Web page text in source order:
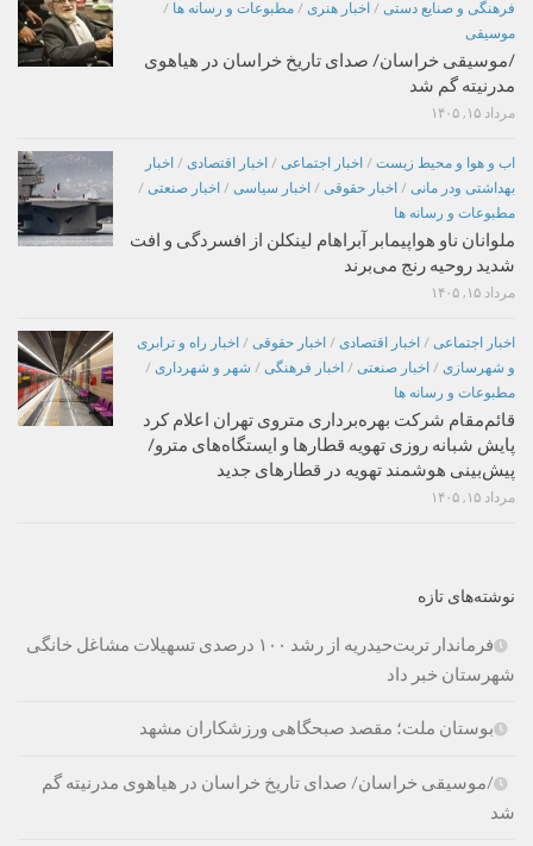
فرهنگی و صنایع دستی / اخبار هنری / مطبوعات و رسانه ها /
موسیقی
/موسیقی خراسان/ صدای تاریخ خراسان در هیاهوی
مدرنیته گم شد
مرداد ۱۵, ۱۴۰۵
اب و هوا و محیط زیست / اخبار اجتماعی / اخبار اقتصادی / اخبار
بهداشتی ودر مانی / اخبار حقوقی / اخبار سیاسی / اخبار صنعتی /
مطبوعات و رسانه ها
ملوانان ناو هواپیمابر آبراهام لینکلن از افسردگی و افت
شدید روحیه رنج می‌برند
مرداد ۱۵, ۱۴۰۵
اخبار اجتماعی / اخبار اقتصادی / اخبار حقوقی / اخبار راه و ترابری
و شهرسازی / اخبار صنعتی / اخبار فرهنگی / شهر و شهرداری /
مطبوعات و رسانه ها
قائم‌مقام شرکت بهره‌برداری متروی تهران اعلام کرد
پایش شبانه روزی تهویه قطارها و ایستگاه‌های مترو/
پیش‌بینی هوشمند تهویه در قطارهای جدید
مرداد ۱۵, ۱۴۰۵
نوشته‌های تازه
فرماندار تربت‌حیدریه از رشد ۱۰۰ درصدی تسهیلات مشاغل خانگی
شهرستان خبر داد
بوستان ملت؛ مقصد صبحگاهی ورزشکاران مشهد
/موسیقی خراسان/ صدای تاریخ خراسان در هیاهوی مدرنیته گم
شد